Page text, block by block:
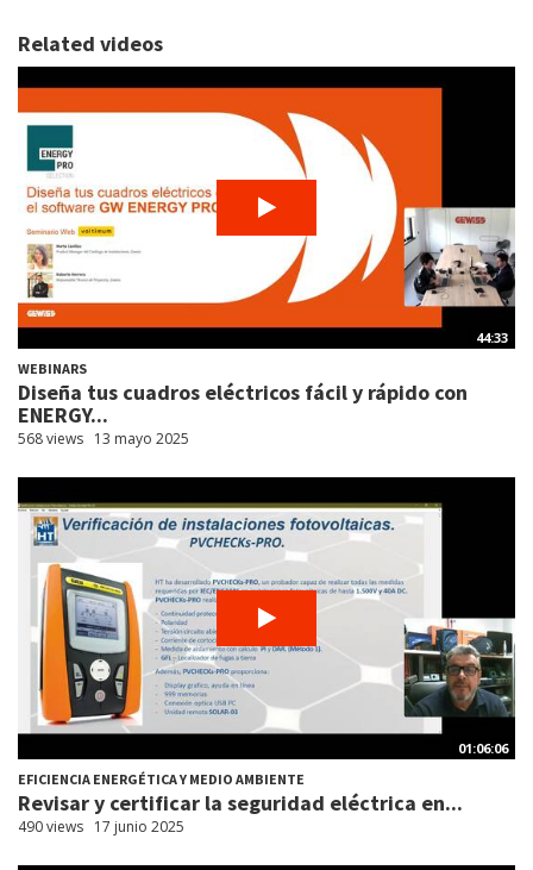
Related videos
44:33
WEBINARS
Diseña tus cuadros eléctricos fácil y rápido con
ENERGY...
568 views 13 mayo 2025
01:06:06
EFICIENCIA ENERGÉTICA Y MEDIO AMBIENTE
Revisar y certificar la seguridad eléctrica en...
490 views 17 junio 2025